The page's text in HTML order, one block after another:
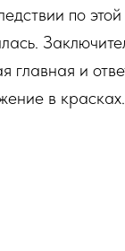
по
и
в красках.